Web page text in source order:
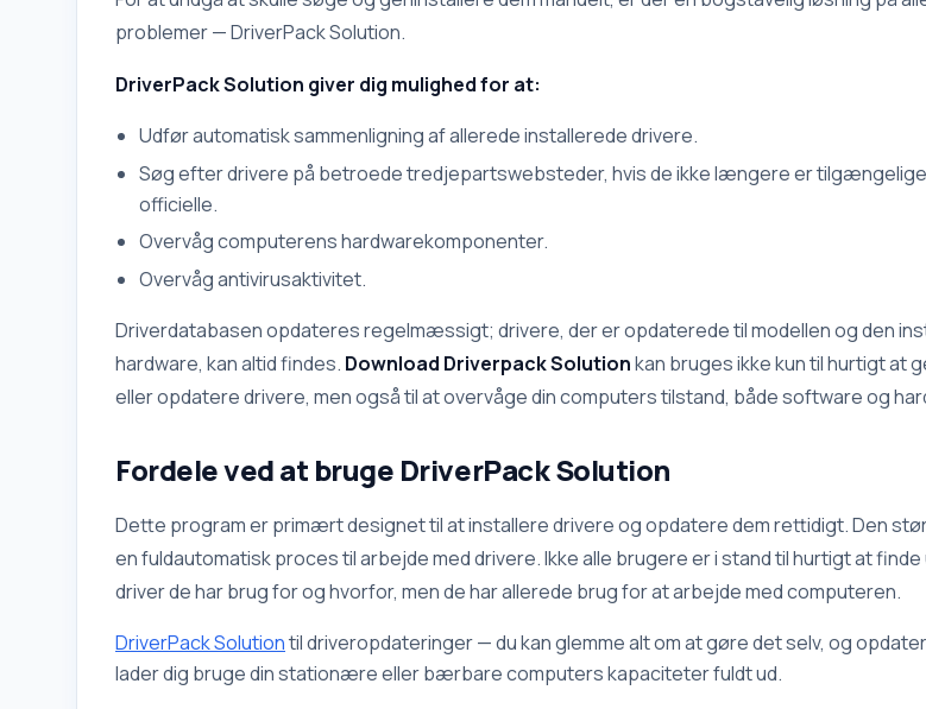
problemer — DriverPack Solution.
DriverPack Solution giver dig mulighed for at:
Udfør automatisk sammenligning af allerede installerede drivere.
Søg efter drivere på betroede tredjepartswebsteder, hvis de ikke længere er
officielle.
Overvåg computerens hardwarekomponenter.
Overvåg antivirusaktivitet.
Driverdatabasen opdateres regelmæssigt; drivere, der er opdaterede til modellen og den
hardware, kan altid findes. Download Driverpack Solutionkan bruges ikke kun til hurtigt at
eller opdatere drivere, men også til at overvåge din computers tilstand, både software og
Fordele ved at bruge DriverPack Solution
Dette program er primært designet til at installere drivere og opdatere dem rettidigt. Den
en fuldautomatisk proces til arbejde med drivere. Ikke alle brugere er i stand til hurtigt at finde
driver de har brug for og hvorfor, men de har allerede brug for at arbejde med computeren.
DriverPack Solutiontil driveropdateringer — du kan glemme alt om at gøre det selv, og
lader dig bruge din stationære eller bærbare computers kapaciteter fuldt ud.